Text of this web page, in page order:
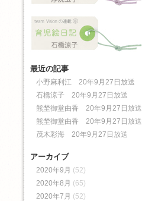
最近の記事
小野麻利江 20年9月27日放送
石橋涼子 20年9月27日放送
熊埜御堂由香 20年9月27日放送
熊埜御堂由香 20年9月27日放送
茂木彩海 20年9月27日放送
アーカイブ
2020年9月 (52)
2020年8月 (65)
2020年7月 (52)